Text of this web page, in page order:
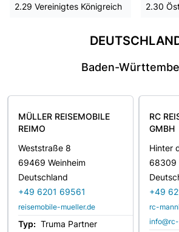
2.29 Vereinigtes Königreich 2.30
Baden-
MÜLLER REISEMOBILE
REIMO
Weststraße 8
69469 Weinheim
Deutschland
+49 6201 69561
reisemobile-mueller.de
Typ: Truma Partner
RC
GMBH
Hinter
68309
+49
rc-